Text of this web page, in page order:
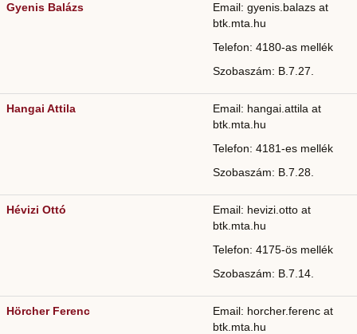
Gyenis Balázs
Email: gyenis.balazs at
btk.mta.hu
Telefon: 4180-as mellék
Szobaszám: B.7.27.
Hangai Attila
Email: hangai.attila at
btk.mta.hu
Telefon: 4181-es mellék
Szobaszám: B.7.28.
Hévizi Ottó
Email: hevizi.otto at
btk.mta.hu
Telefon: 4175-ös mellék
Szobaszám: B.7.14.
Hörcher Ferenc
Email: horcher.ferenc at
btk.mta.hu